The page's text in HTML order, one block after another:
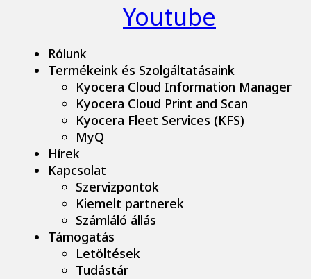
Youtube
Rólunk
Termékeink és Szolgáltatásaink
Kyocera Cloud Information Manager
Kyocera Cloud Print and Scan
Kyocera Fleet Services (KFS)
MyQ
Hírek
Kapcsolat
Szervizpontok
Kiemelt partnerek
Számláló állás
Támogatás
Letöltések
Tudástár